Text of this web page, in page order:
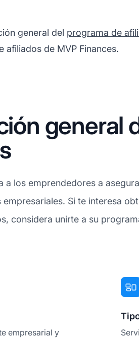
general del programa de
afiliados de MVP Finances.
general
a los emprendedores a
Si te interesa
considera unirte a su
empresarial y